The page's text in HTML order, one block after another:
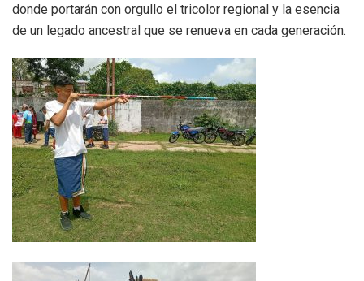
donde portarán con orgullo el tricolor regional y la esencia
de un legado ancestral que se renueva en cada generación.